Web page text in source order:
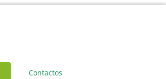
Contactos